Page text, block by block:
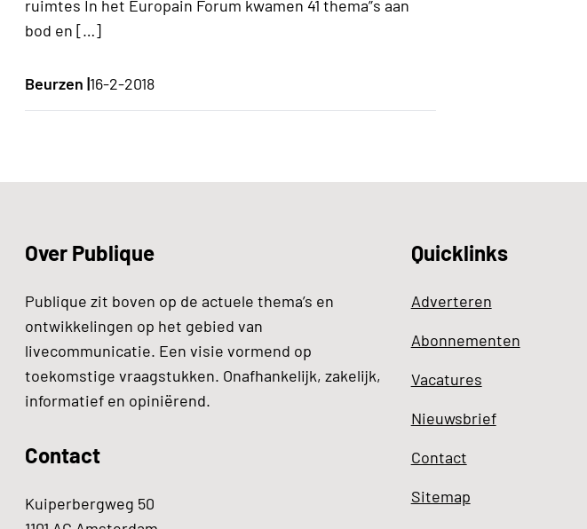
ruimtes In het Europain Forum kwamen 41 thema”s aan
bod en […]
Beurzen |16-2-2018
Over Publique
Publique zit boven op de actuele thema’s en
ontwikkelingen op het gebied van
livecommunicatie. Een visie vormend op
toekomstige vraagstukken. Onafhankelijk, zakelijk,
informatief en opiniërend.
Contact
Kuiperbergweg 50
Quicklinks
Adverteren
Abonnementen
Vacatures
Nieuwsbrief
Contact
Sitemap